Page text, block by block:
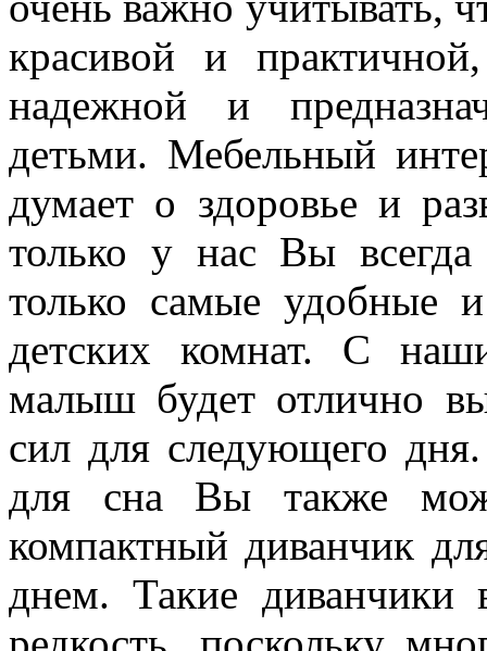
красивой и
надежной и
детьми. Мебельный
думает о здоровье и
только у нас Вы всегда
только самые удобные
детских комнат. С
малыш будет отлично
сил для следующего
для сна Вы также
компактный диванчик
днем. Такие диванчики